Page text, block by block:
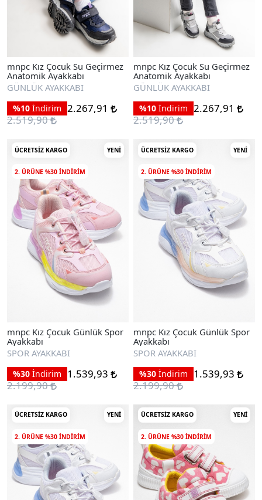
mnpc Kız Çocuk Su Geçirmez
Anatomik Ayakkabı
GÜNLÜK AYAKKABI
%10 İndirim 2.267,91
2.519,90
mnpc Kız Çocuk Su Geçirmez
Anatomik Ayakkabı
GÜNLÜK AYAKKABI
%10 İndirim 2.267,91
2.519,90
ÜCRETSIZ KARGO YENI
2. ÜRÜNE %30 INDIRIM
mnpc Kız Çocuk Günlük Spor
Ayakkabı
SPOR AYAKKABI
%30 İndirim
1.539,93
2.199,90
ÜCRETSIZ KARGO YENI
2. ÜRÜNE %30 INDIRIM
mnpc Kız Çocuk Günlük Spor
Ayakkabı
SPOR AYAKKABI
%30 İndirim
1.539,93
2.199,90
ÜCRETSIZ KARGO YENI
2. ÜRÜNE %30 INDIRIM
ÜCRETSIZ KARGO YENI
2. ÜRÜNE %30 INDIRIM